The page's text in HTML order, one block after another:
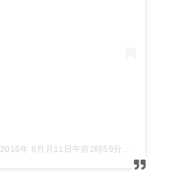
2016年 8月月11日午前2時59分PDT